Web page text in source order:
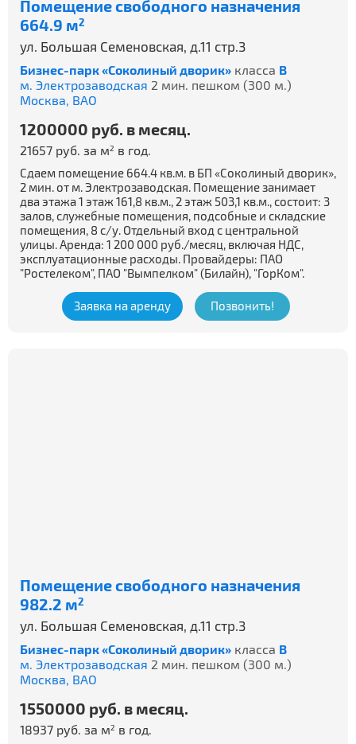
Помещение свободного назначения
664.9 м2
ул. Большая Семеновская, д.11 стр.3
Бизнес-парк «Соколиный дворик» класса B
м. Электрозаводская 2 мин. пешком (300 м.)
Москва, ВАО
1200000 руб. в месяц.
21657 руб. за м2 в год.
Сдаем помещение 664.4 кв.м. в БП «Соколиный дворик»,
2 мин. от м. Электрозаводская. Помещение занимает
два этажа 1 этаж 161,8 кв.м., 2 этаж 503,1 кв.м., состоит: 3
залов, служебные помещения, подсобные и складские
помещения, 8 с/у. Отдельный вход с центральной
улицы. Аренда: 1 200 000 руб./месяц, включая НДС,
эксплуатационные расходы. Провайдеры: ПАО
"Ростелеком", ПАО "Вымпелком" (Билайн), "ГорКом".
Заявка на аренду Позвонить!
Помещение свободного назначения
982.2 м2
ул. Большая Семеновская, д.11 стр.3
Бизнес-парк «Соколиный дворик» класса B
м. Электрозаводская 2 мин. пешком (300 м.)
Москва, ВАО
1550000 руб. в месяц.
18937 руб. за м2 в год.